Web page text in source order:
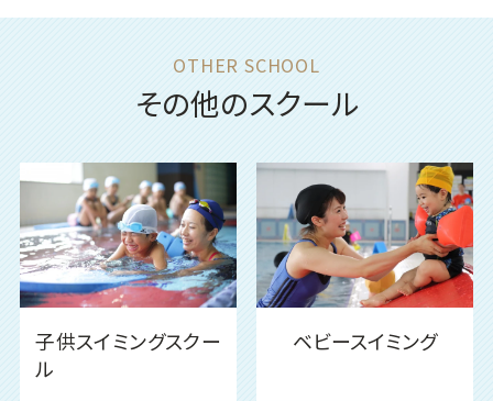
その他のスクール
子供スイミングスクー
ル
ベビースイミング